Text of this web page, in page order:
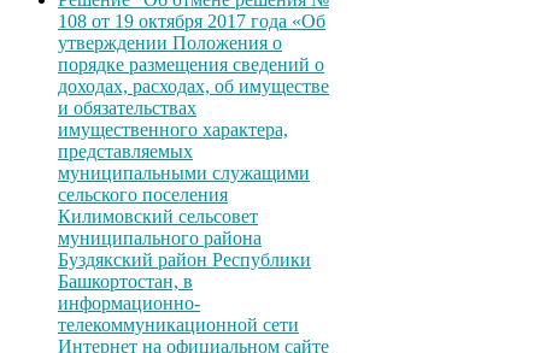
108 от 19 октября 2017 года «Об
утверждении Положения о
порядке размещения сведений о
доходах, расходах, об имуществе
и обязательствах
имущественного характера,
представляемых
муниципальными служащими
сельского поселения
Килимовский сельсовет
муниципального района
Буздякский район Республики
Башкортостан, в
информационно-
телекоммуникационной сети
Интернет на официальном сайте